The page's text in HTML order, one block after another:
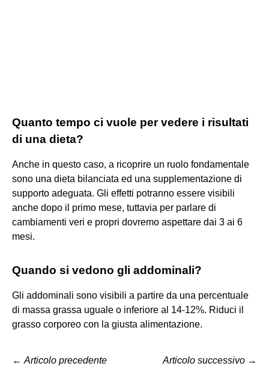
Quanto tempo ci vuole per vedere i risultati
di una dieta?
Anche in questo caso, a ricoprire un ruolo fondamentale
sono una dieta bilanciata ed una supplementazione di
supporto adeguata. Gli effetti potranno essere visibili
anche dopo il primo mese, tuttavia per parlare di
cambiamenti veri e propri dovremo aspettare dai 3 ai 6
mesi.
Quando si vedono gli addominali?
Gli addominali sono visibili a partire da una percentuale
di massa grassa uguale o inferiore al 14-12%. Riduci il
grasso corporeo con la giusta alimentazione.
← Articolo precedente
Articolo successivo →